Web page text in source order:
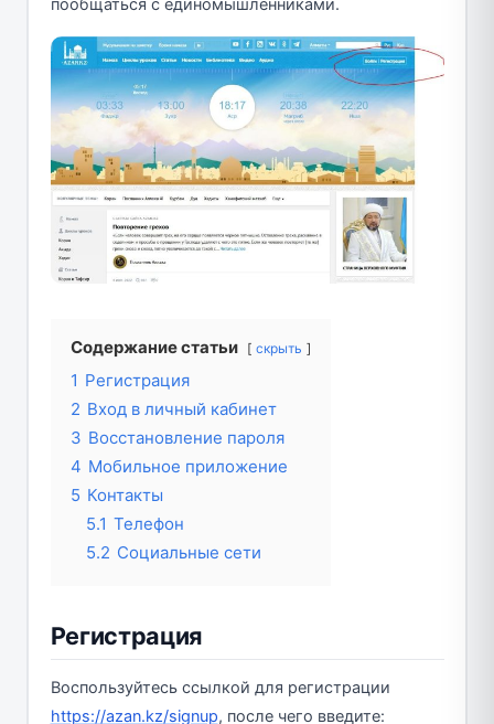
пообщаться с единомышленниками.
Содержание статьи скрыть
1 Регистрация
2 Вход в личный кабинет
3 Восстановление пароля
4 Мобильное приложение
5 Контакты
5.1 Телефон
5.2 Социальные сети
Регистрация
Воспользуйтесь ссылкой для регистрации
https://azan.kz/signup, после чего введите: